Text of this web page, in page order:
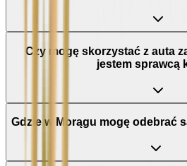
Czy mogę skorzystać z auta
jestem sprawcą
Gdzie w Morągu mogę odebrać